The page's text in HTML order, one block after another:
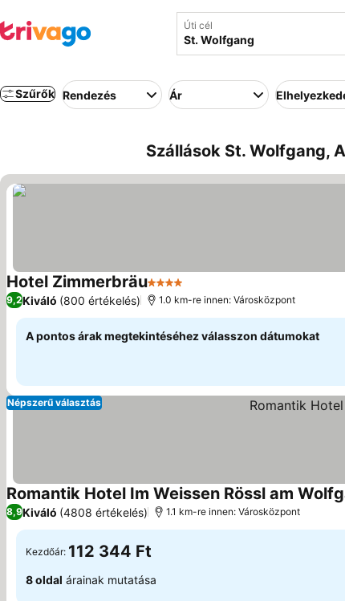
Úti cél
Szűrők Rendezés Ár
Szállások St. Wolfgang,
Hotel Zimmerbräu4 Kategória
9,2Kiváló (800 értékelés) 1.0 km-re innen: Városközpont
A pontos árak megtekintéséhez válasszon dátumokat
Népszerű választás
Romantik Hotel Im Weissen Rössl am
8,9Kiváló (4808 értékelés) 1.1 km-re innen: Városközpont
Kezdőár: 112 344 Ft
8 oldal árainak mutatása